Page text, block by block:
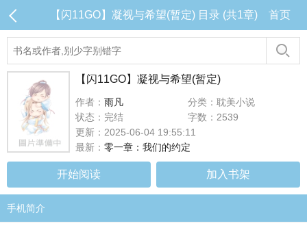
【闪11GO】凝视与希望(暂定) 目录 (共1章) 首页
【闪11GO】凝视与希望(暂定)
作者： 雨凡
分类：耽美小说
状态：完结
字数：2539
更新：2025-06-04 19:55:11
最新： 零一章：我们的约定
开始阅读 加入书架
手机简介